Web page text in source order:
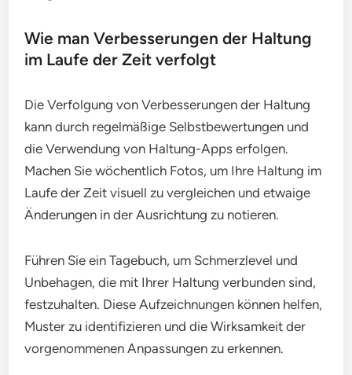
Wie man Verbesserungen der Haltung
im Laufe der Zeit verfolgt
Die Verfolgung von Verbesserungen der Haltung
kann durch regelmäßige Selbstbewertungen und
die Verwendung von Haltung-Apps erfolgen.
Machen Sie wöchentlich Fotos, um Ihre Haltung im
Laufe der Zeit visuell zu vergleichen und etwaige
Änderungen in der Ausrichtung zu notieren.
Führen Sie ein Tagebuch, um Schmerzlevel und
Unbehagen, die mit Ihrer Haltung verbunden sind,
festzuhalten. Diese Aufzeichnungen können helfen,
Muster zu identifizieren und die Wirksamkeit der
vorgenommenen Anpassungen zu erkennen.